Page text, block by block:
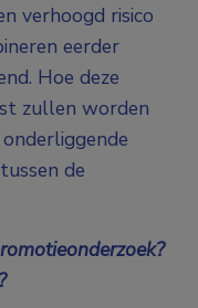
verhoogd risico
eerder
Hoe deze
zullen worden
de